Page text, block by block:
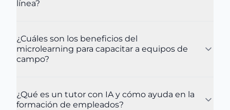
línea?
¿Cuáles son los beneficios del
microlearning para capacitar a equipos de
campo?
¿Qué es un tutor con IA y cómo ayuda en la
formación de empleados?